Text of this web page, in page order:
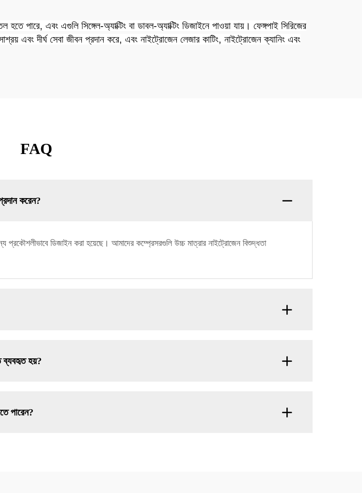
পারে, এবং এগুলি সিঙ্গেল-অ্যাক্টিং বা ডাবল-অ্যাক্টিং ডিজাইনে পাওয়া যায়। ফেঙ্গপাই সিরিজের
এবং দীর্ঘ সেবা জীবন প্রদান করে, এবং নাইট্রোজেন লেজার কাটিং, নাইট্রোজেন ক্যানিং এবং
FAQ
করেন?
প্রকৌশলীভাবে ডিজাইন করা হয়েছে। আমাদের কম্প্রেসরগুলি উচ্চ মাত্রার নাইট্রোজেন বিশুদ্ধতা
ব্যবহৃত হয়?
পারেন?